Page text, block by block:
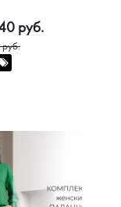
руб.